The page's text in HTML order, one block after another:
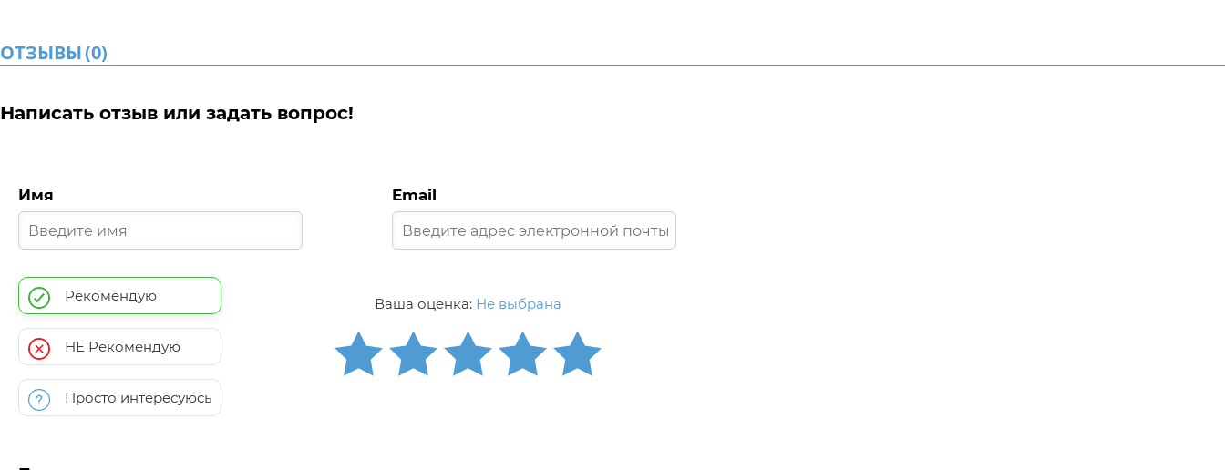
ОТЗЫВЫ(0)
Написать отзыв или задать вопрос!
Имя Email
Рекомендую
НЕ Рекомендую
Просто интересуюсь
Ваша оценка: Не выбрана